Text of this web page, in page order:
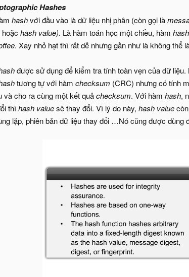
Hashes
hashvới đầu vào là dữ liệu nhị phân (còn gọi là
hoặc hash value). Là hàm toán học một chiều, hàm hash
. Xay nhỏ hạt thì rất dễ nhưng gần như là không thể
được sử dụng để kiểm tra tính toàn vẹn của dữ
tương tự với hàm checksum (CRC) nhưng có tính
và cho ra cùng một kết quảchecksum. Với hàm hash,
thì hash valuesẽ thay đổi. Vì lý do này, hash value
lặp, phiên bản dữ liệu thay đổi …Nó cũng được dùng